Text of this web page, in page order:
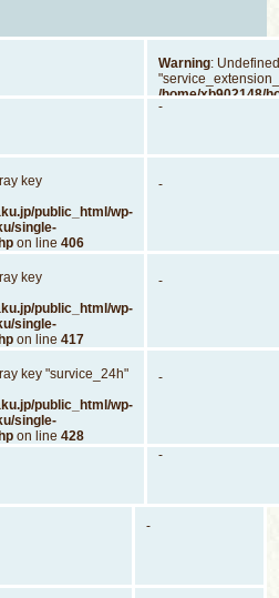
Warning:
/home/xb902148/
content/themes/
-
key
public_html/wp-
single-
on line406
-
key
public_html/wp-
single-
on line417
-
key "survice_24h"
public_html/wp-
single-
on line428
-
-
-